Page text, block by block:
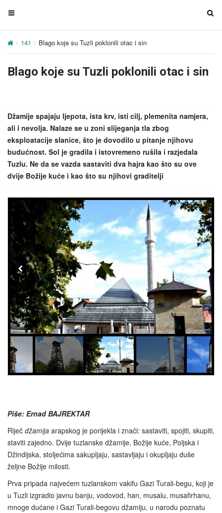
T
g
e
i
g
a
t
i
o
T
e
i
141 Blago koje su Tuzli poklonili otac i sin
Blago koje su Tuzli poklonili otac i sin
Džamije spajaju ljepota, ista krv, isti cilj, plemenita namjera,
ali i nevolja. Nalaze se u zoni slijeganja tla zbog
eksploatacije slanice, što je dovodilo u pitanje njihovu
budućnost. Sol je gradila i istovremeno rušila i razjedala
Tuzlu. Ne da se vazda sastaviti dva hajra kao što su ove
dvije Božije kuće i kao što su njihovi graditelji
Piše: Ernad BAJREKTAR
Riječ džamija arapskog je porijekla i znači: sastaviti, spojiti, skupiti,
staviti zajedno. Dvije tuzlanske džamije, Božije kuće, Poljska i
Džindijska, stoljećima sakupljaju, sastavljaju i okupljaju duše
željne Božije milosti.
Prva pripada najvećem tuzlanskom vakifu Gazi Turali-begu, koji je
u Tuzli izgradio javnu banju, vodovod, han, musalu, musafirhanu,
mnoge dućane i Gazi Turali-begovu džamiju, u narodu poznatu